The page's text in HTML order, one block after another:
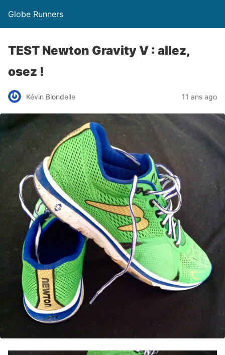
Globe Runners
TEST Newton Gravity V : allez,
osez !
Kévin Blondelle 11 ans ago